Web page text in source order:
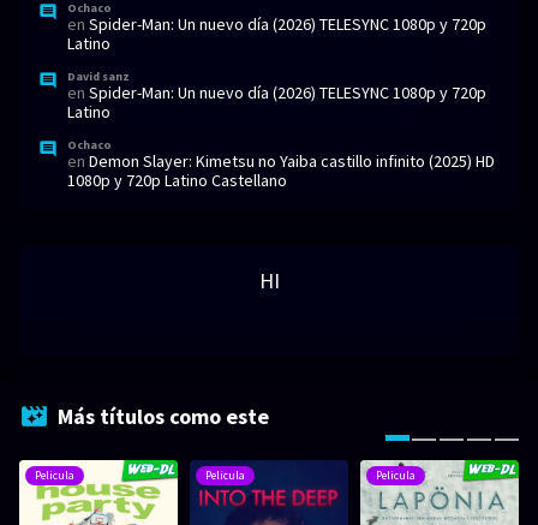
Ochaco
en Spider-Man: Un nuevo día (2026) TELESYNC 1080p y 720p
Latino
David sanz
en Spider-Man: Un nuevo día (2026) TELESYNC 1080p y 720p
Latino
Ochaco
en Demon Slayer: Kimetsu no Yaiba castillo infinito (2025) HD
1080p y 720p Latino Castellano
HI
Más títulos como este
Pelicula Pelicula Pelicula